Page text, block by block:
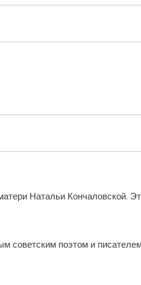
Натальи Кончаловской.
советским поэтом и